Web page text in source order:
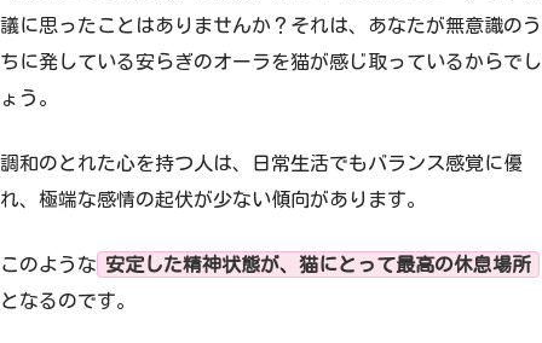
議に思ったことはありませんか？それは、あなたが無意識のう
ちに発している安らぎのオーラを猫が感じ取っているからでし
ょう。
調和のとれた心を持つ人は、日常生活でもバランス感覚に優
れ、極端な感情の起伏が少ない傾向があります。
このような 安定した精神状態が、猫にとって最高の休息場所
となるのです。